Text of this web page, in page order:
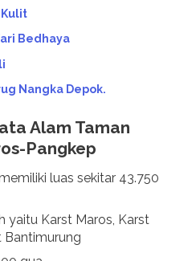
Kulit
Bedhaya
Nangka Depok.
Alam Taman
Pangkep
luas sekitar 43.750
yaitu Karst Maros, Karst
Bantimurung